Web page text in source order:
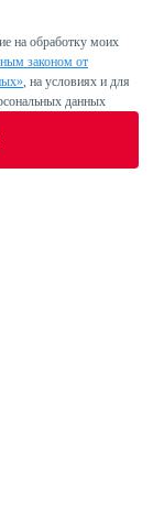
на обработку моих
законом от
, на условиях и для
данных